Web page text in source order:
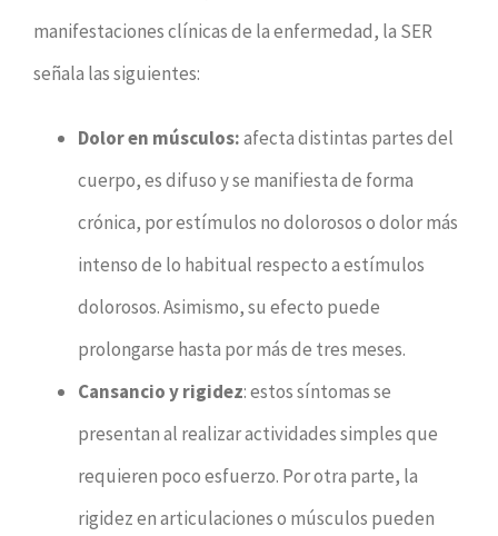
manifestaciones clínicas de la enfermedad, la SER
señala las siguientes:
Dolor en músculos:afecta distintas partes del
cuerpo, es difuso y se manifiesta de forma
crónica, por estímulos no dolorosos o dolor más
intenso de lo habitual respecto a estímulos
dolorosos. Asimismo, su efecto puede
prolongarse hasta por más de tres meses.
Cansancio y rigidez: estos síntomas se
presentan al realizar actividades simples que
requieren poco esfuerzo. Por otra parte, la
rigidez en articulaciones o músculos pueden